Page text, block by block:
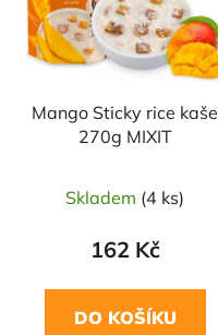
Mango Sticky rice kaše
270g MIXIT
Skladem (4 ks)
162 Kč
DO KOŠÍKU